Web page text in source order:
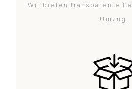
Wir bieten transparente
Umzug.